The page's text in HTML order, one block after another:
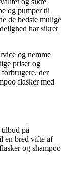
og pumper til
de bedste mulige
har sikret
og nemme
priser og
der
flasker med
på
en bred vifte af
og shampoo